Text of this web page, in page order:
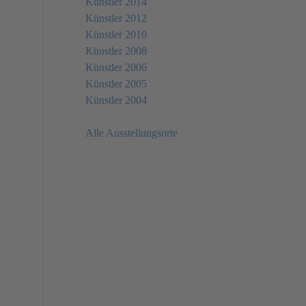
Künstler 2012
Künstler 2010
Künstler 2008
Künstler 2006
Künstler 2005
Künstler 2004
Alle Ausstellungsorte